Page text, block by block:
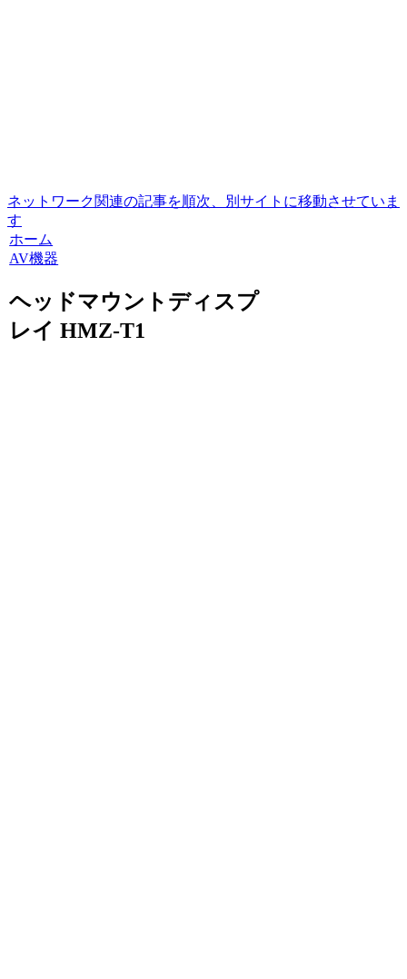
ネットワーク関連の記事を順次、別サイトに移動させていま
す
ホーム
AV機器
ヘッドマウントディスプ
レイ HMZ-T1